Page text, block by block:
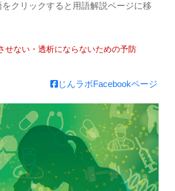
クリックすると用語解説ページに移
せない・透析にならないための予防
じんラボFacebookページ